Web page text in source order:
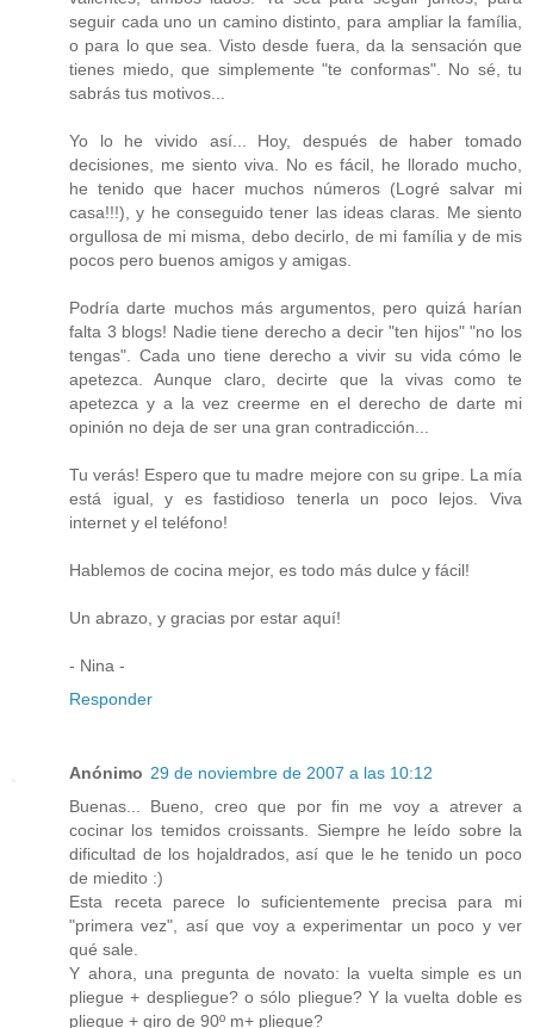
seguir cada uno un camino distinto, para ampliar la família,
o para lo que sea. Visto desde fuera, da la sensación que
tienes miedo, que simplemente "te conformas". No sé, tu
sabrás tus motivos...
Yo lo he vivido así... Hoy, después de haber tomado
decisiones, me siento viva. No es fácil, he llorado mucho,
he tenido que hacer muchos números (Logré salvar mi
casa!!!), y he conseguido tener las ideas claras. Me siento
orgullosa de mi misma, debo decirlo, de mi família y de mis
pocos pero buenos amigos y amigas.
Podría darte muchos más argumentos, pero quizá harían
falta 3 blogs! Nadie tiene derecho a decir "ten hijos" "no los
tengas". Cada uno tiene derecho a vivir su vida cómo le
apetezca. Aunque claro, decirte que la vivas como te
apetezca y a la vez creerme en el derecho de darte mi
opinión no deja de ser una gran contradicción...
Tu verás! Espero que tu madre mejore con su gripe. La mía
está igual, y es fastidioso tenerla un poco lejos. Viva
internet y el teléfono!
Hablemos de cocina mejor, es todo más dulce y fácil!
Un abrazo, y gracias por estar aquí!
- Nina -
Responder
Anónimo 29 de noviembre de 2007 a las 10:12
Buenas... Bueno, creo que por fin me voy a atrever a
cocinar los temidos croissants. Siempre he leído sobre la
dificultad de los hojaldrados, así que le he tenido un poco
de miedito :)
Esta receta parece lo suficientemente precisa para mi
"primera vez", así que voy a experimentar un poco y ver
qué sale.
Y ahora, una pregunta de novato: la vuelta simple es un
pliegue + despliegue? o sólo pliegue? Y la vuelta doble es
pliegue + giro de 90º m+ pliegue?